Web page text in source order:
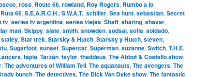
, ross, Route 66, rowland, Roy Rogers, Rumbo a lo
Ruta 66, S.E.A.R.C.H., S.W.A.T., schiller, Sea hunt, sebastian, Secret
tv, series tv argentina, series viejas, Shaft, sharing, shavar,
man, Skippy, slate, smith, snowden, sodsai, sofia, soldado,
staley, Star trek, Starsky & Hutch, Starsky y Hutch, steven,
, Sugarfoot, sunset, Supercar, Superman, suzanne, Switch, T.H.E.
, tapia, Tarzán, taylor, thaddeus, The Abbot & Costello show,
, The adventures of William Tell, The aquanauts, The avengers, The
bunch, The detectives, The Dick Van Dyke show, The fantastic